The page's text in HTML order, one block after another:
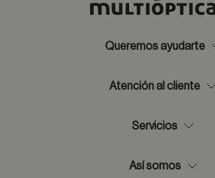
Queremos ayudarte
Atención al cliente
Servicios
Así somos